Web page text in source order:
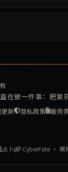
在做一件事：把复
新 隐私政策 服务
卜 CyberFate · 赛